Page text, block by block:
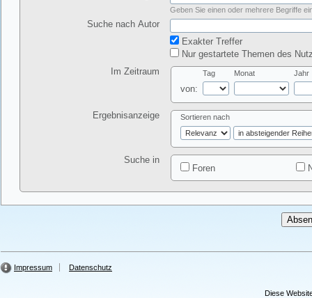
Geben Sie einen oder mehrere Begriffe
Suche nach Autor
Exakter Treffer
Nur gestartete Themen des
Im Zeitraum
von:
Tag Monat Jahr
Ergebnisanzeige Sortieren nach
Suche in
Foren
Impressum Datenschutz
Diese